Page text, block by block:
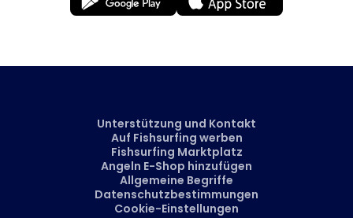
Unterstützung und Kontakt
Auf Fishsurfing werben
Fishsurfing Marktplatz
Angeln E-Shop hinzufügen
Allgemeine Begriffe
Datenschutzbestimmungen
Cookie-Einstellungen